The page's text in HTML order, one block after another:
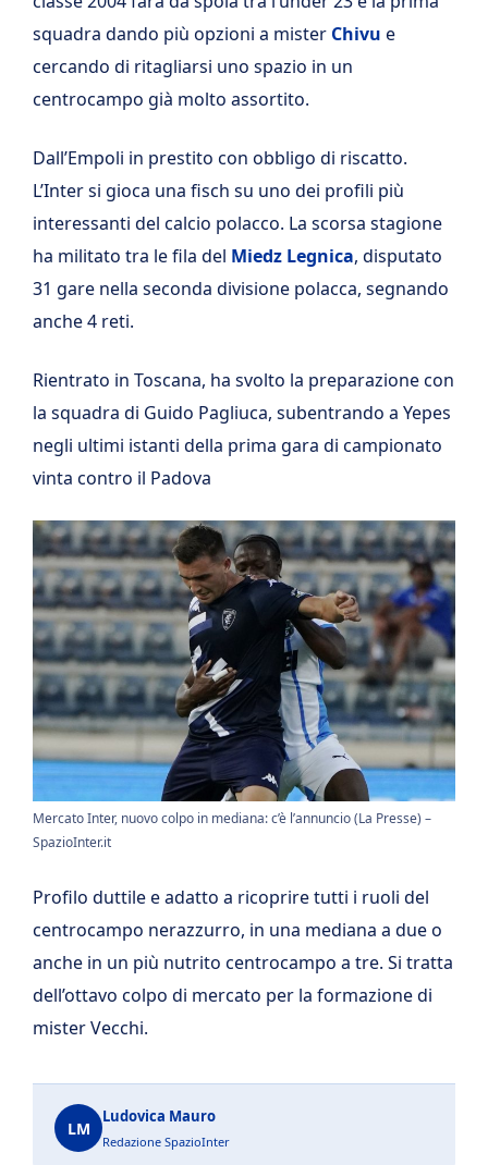
squadra dando più opzioni a mister Chivu e
cercando di ritagliarsi uno spazio in un
centrocampo già molto assortito.
Dall’Empoli in prestito con obbligo di riscatto.
L’Inter si gioca una fisch su uno dei profili più
interessanti del calcio polacco. La scorsa stagione
ha militato tra le fila del Miedz Legnica, disputato
31 gare nella seconda divisione polacca, segnando
anche 4 reti.
Rientrato in Toscana, ha svolto la preparazione con
la squadra di Guido Pagliuca, subentrando a Yepes
negli ultimi istanti della prima gara di campionato
vinta contro il Padova
Mercato Inter, nuovo colpo in mediana: c’è l’annuncio (La Presse) –
SpazioInter.it
Profilo duttile e adatto a ricoprire tutti i ruoli del
centrocampo nerazzurro, in una mediana a due o
anche in un più nutrito centrocampo a tre. Si tratta
dell’ottavo colpo di mercato per la formazione di
mister Vecchi.
LM
Ludovica Mauro
Redazione SpazioInter